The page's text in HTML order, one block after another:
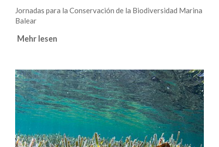
Jornadas para la Conservación de la Biodiversidad Marina
Balear
Mehr lesen